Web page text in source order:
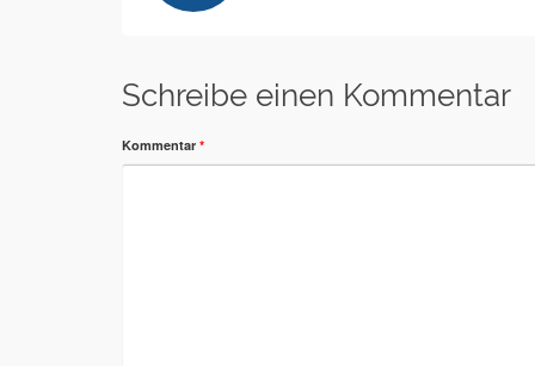
Schreibe einen Kommentar
Kommentar *